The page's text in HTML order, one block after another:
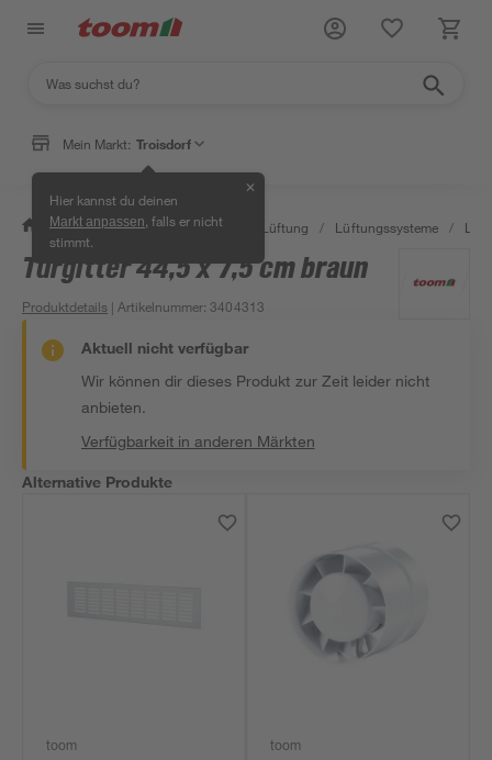
Mein Markt: Troisdorf
Hier kannst du deinen
Markt anpassen , falls er nicht
stimmt.
✕
/ Bauen & Renovieren / Klima & Lüftung / Lüftungssysteme /
Türgitter 44,5 x 7,5 cm braun
Produktdetails | Artikelnummer:3404313
Aktuell nicht verfügbar
Wir können dir dieses Produkt zur Zeit leider nicht
anbieten.
Verfügbarkeit in anderen Märkten
Alternative Produkte
toom toom